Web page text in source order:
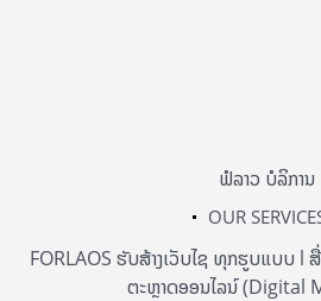
ຟໍລາວ ບໍລິການ
OUR
FORLAOS ຮັບສ້າງເວັບໄຊ ທຸກຮູບແບບ l
ຕະຫຼາດອອນໄລນ໌ (Digital